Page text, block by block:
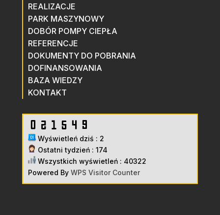
REALIZACJE
PARK MASZYNOWY
DOBÓR POMPY CIEPŁA
REFERENCJE
DOKUMENTY DO POBRANIA
DOFINANSOWANIA
BAZA WIEDZY
KONTAKT
Wyświetleń dziś : 2
Ostatni tydzień : 174
Wszystkich wyświetleń : 40322
Powered By WPS Visitor Counter